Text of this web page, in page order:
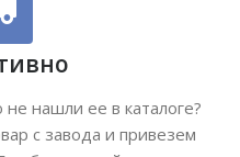
нашли ее в каталоге?
с завода и привезем